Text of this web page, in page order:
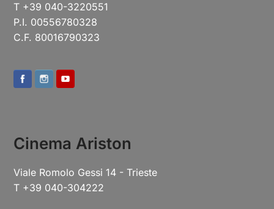
T +39 040-3220551
P.I. 00556780328
C.F. 80016790323
Cinema Ariston
Viale Romolo Gessi 14 - Trieste
T +39 040-304222